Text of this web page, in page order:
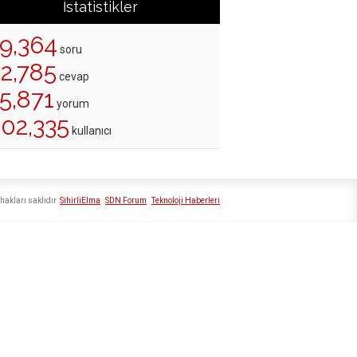
İstatistikler
soru
cevap
yorum
kullanıcı
SihirliElma SDN Forum Teknoloji Haberleri
saklıdır